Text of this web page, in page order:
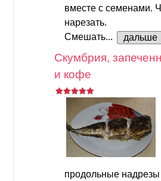
вместе с семенами.
нарезать.
Смешать...
дальше
Скумбрия,
и кофе
продольные надрезы